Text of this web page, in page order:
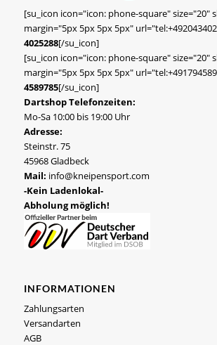
[su_icon icon="icon: phone-square" size="20"
margin="5px 5px 5px 5px"
4025288[/su_icon]
[su_icon icon="icon: phone-square" size="20"
margin="5px 5px 5px 5px"
4589785[/su_icon]
Dartshop Telefonzeiten:
Mo-Sa 10:00 bis 19:00 Uhr
Adresse:
Steinstr. 75
45968 Gladbeck
Mail: info@kneipensport.com
-Kein Ladenlokal-
Abholung möglich!
INFORMATIONEN
Zahlungsarten
Versandarten
AGB